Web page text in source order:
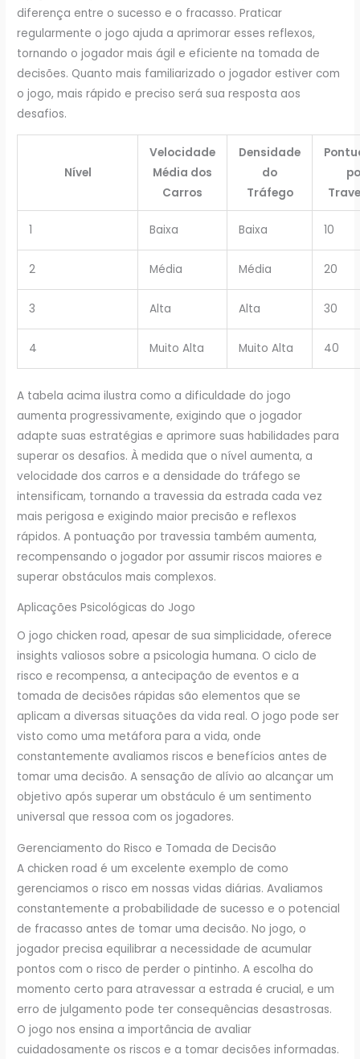
diferença entre o sucesso e o fracasso. Praticar
regularmente o jogo ajuda a aprimorar esses reflexos,
tornando o jogador mais ágil e eficiente na tomada de
decisões. Quanto mais familiarizado o jogador estiver com
o jogo, mais rápido e preciso será sua resposta aos
desafios.
Nível
Velocidade
Média dos
Carros
Densidade
do
Tráfego
1 Baixa Baixa 10
2 Média Média 20
3 Alta Alta 30
4 Muito Alta Muito Alta 40
A tabela acima ilustra como a dificuldade do jogo
aumenta progressivamente, exigindo que o jogador
adapte suas estratégias e aprimore suas habilidades para
superar os desafios. À medida que o nível aumenta, a
velocidade dos carros e a densidade do tráfego se
intensificam, tornando a travessia da estrada cada vez
mais perigosa e exigindo maior precisão e reflexos
rápidos. A pontuação por travessia também aumenta,
recompensando o jogador por assumir riscos maiores e
superar obstáculos mais complexos.
Aplicações Psicológicas do Jogo
O jogo chicken road, apesar de sua simplicidade, oferece
insights valiosos sobre a psicologia humana. O ciclo de
risco e recompensa, a antecipação de eventos e a
tomada de decisões rápidas são elementos que se
aplicam a diversas situações da vida real. O jogo pode ser
visto como uma metáfora para a vida, onde
constantemente avaliamos riscos e benefícios antes de
tomar uma decisão. A sensação de alívio ao alcançar um
objetivo após superar um obstáculo é um sentimento
universal que ressoa com os jogadores.
Gerenciamento do Risco e Tomada de Decisão
A chicken road é um excelente exemplo de como
gerenciamos o risco em nossas vidas diárias. Avaliamos
constantemente a probabilidade de sucesso e o potencial
de fracasso antes de tomar uma decisão. No jogo, o
jogador precisa equilibrar a necessidade de acumular
pontos com o risco de perder o pintinho. A escolha do
momento certo para atravessar a estrada é crucial, e um
erro de julgamento pode ter consequências desastrosas.
O jogo nos ensina a importância de avaliar
cuidadosamente os riscos e a tomar decisões informadas.